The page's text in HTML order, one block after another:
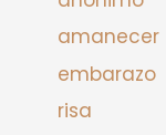
amanecer
embarazo
risa